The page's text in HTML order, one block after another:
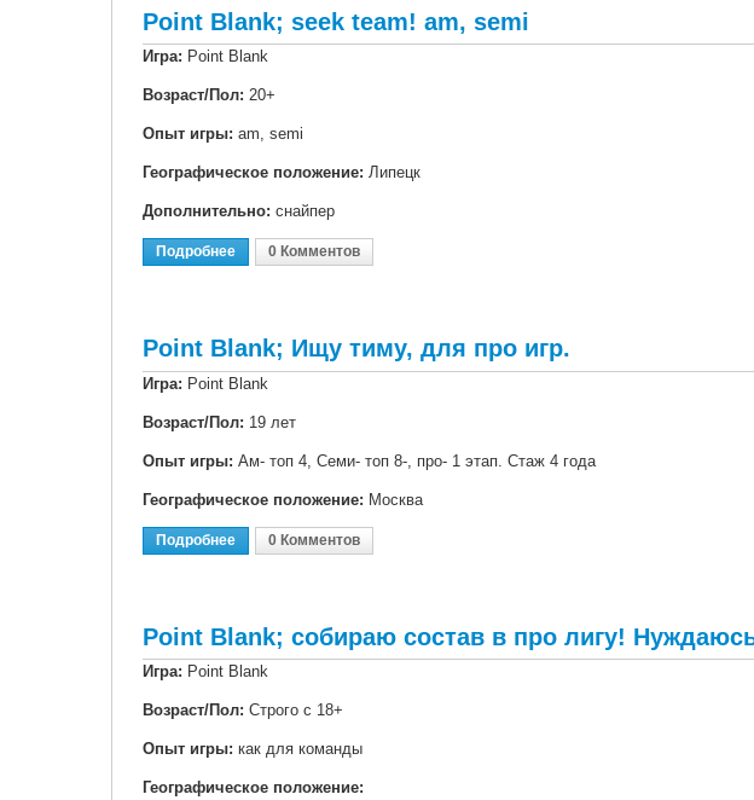
Point Blank; seek team! am, semi
Игра: Point Blank
Возраст/Пол: 20+
Опыт игры: am, semi
Географическое положение: Липецк
Дополнительно: снайпер
Подробнее О Point Blank; Seek Team! Am, Semi
0 Комментов
Point Blank; Ищу тиму, для про игр.
Игра: Point Blank
Возраст/Пол: 19 лет
Опыт игры: Ам- топ 4, Семи- топ 8-, про- 1 этап. Стаж 4 года
Географическое положение: Москва
Подробнее О Point Blank; Ищу Тиму, Для Про Игр.
0 Комментов
Point Blank; собираю состав в про лигу!
Игра: Point Blank
Возраст/Пол: Строго с 18+
Опыт игры: как для команды
Географическое положение: